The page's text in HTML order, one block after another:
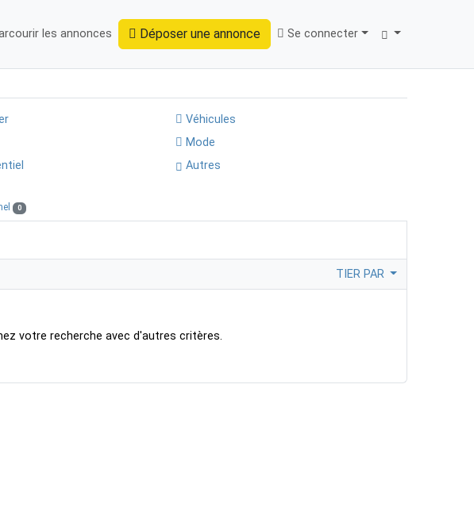
les annonces Déposer une annonce Se connecter
Trouver
Véhicules
Mode
Autres
0
TIER PAR
votre recherche avec d'autres critères.